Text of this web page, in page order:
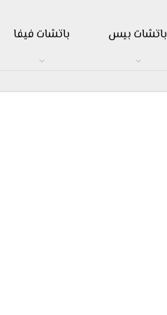
باتشات بيس باتشات فيفا